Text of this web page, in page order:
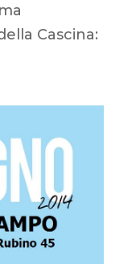
Cascina: